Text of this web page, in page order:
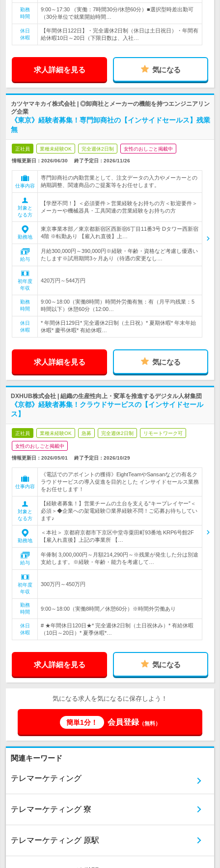
勤務
時間
9:00～17:30 （実働：7時間30分/休憩60分）■選択型時差出勤可
（30分単位で就業開始時間…
休日
休暇
【年間休日122日】・完全週休2日制（休日は土日祝日）・年間有
給休暇10日～20日（下限日数は、入社…
求人詳細を見る 気になる
カツヤマキカイ株式会社 | ◎卸商社とメーカーの機能を持つエンジニアリン
グ企業
《東京》経験者募集！専門卸商社の【インサイドセールス】残業
無
正社員 業種未経験OK 完全週休2日制 女性のおしごと掲載中
情報更新日：2026/06/30 終了予定日： 2026/11/26
仕事内容
専門卸商社の内勤営業として、注文データの入力やメーカーとの
納期調整、関連商品のご提案等をお任せします。
対象と
なる方
【学歴不問！】＜必須要件＞営業経験をお持ちの方＜歓迎要件＞
メーカーや機械器具・工具関連の営業経験をお持ちの方
勤務地
東京事業本部／東京都新宿区西新宿6丁目11番3号 Dタワー西新宿
4階 ※転勤あり 【雇入れ直後】上…
給与
月給300,000円～390,000円※経験・年齢・資格など考慮し優遇い
たします※試用期間3ヶ月あり（待遇の変更なし…
初年度
年収
420万円～544万円
勤務
時間
9:00～18:00（実働8時間）時間外労働有無：有（月平均残業：5
時間以下）休憩60分（12:00…
休日
休暇
* 年間休日129日* 完全週休2日制（土日祝）* 夏期休暇* 年末年始
休暇* 慶弔休暇* 有給休暇…
求人詳細を見る 気になる
DXHUB株式会社 | 組織の生産性向上・変革を推進するデジタル人材集団
《京都》経験者募集！クラウドサービスの【インサイドセール
ス】
正社員 業種未経験OK 急募 完全週休2日制 リモートワーク可
女性のおしごと掲載中
情報更新日：2026/05/01 終了予定日： 2026/10/29
仕事内容
《電話でのアポイントの獲得》EightTeamやSansanなどの有名ク
ラウドサービスの導入促進を目的とした インサイドセールス業務
をお任せします！
対象と
なる方
【経験者募集！】営業チームの土台を支える“キープレイヤー”＜
必須＞◆企業への架電経験◎業界経験不問！ご応募お待ちしてい
ます♪
勤務地
＜本社＞ 京都府京都市下京区中堂寺粟田町93番地 KRP6号館2F
【雇入れ直後】上記の事業所 【…
給与
年俸制 3,000,000円～月額214,290円～※残業が発生した分は別途
支給します。※経験・年齢・能力を考慮して…
初年度
年収
300万円～450万円
勤務
時間
9:00～18:00（実働8時間／休憩60分）※時間外労働あり
休日
休暇
# ★年間休日120日★* 完全週休2日制（土日祝休み）* 有給休暇
（10日～20日）* 夏季休暇*…
求人詳細を見る 気になる
気になる求人を気になるに保存しよう！
簡単1分！ 会員登録（無料）
関連キーワード
テレマーケティング
テレマーケティング 寮
テレマーケティング 原駅